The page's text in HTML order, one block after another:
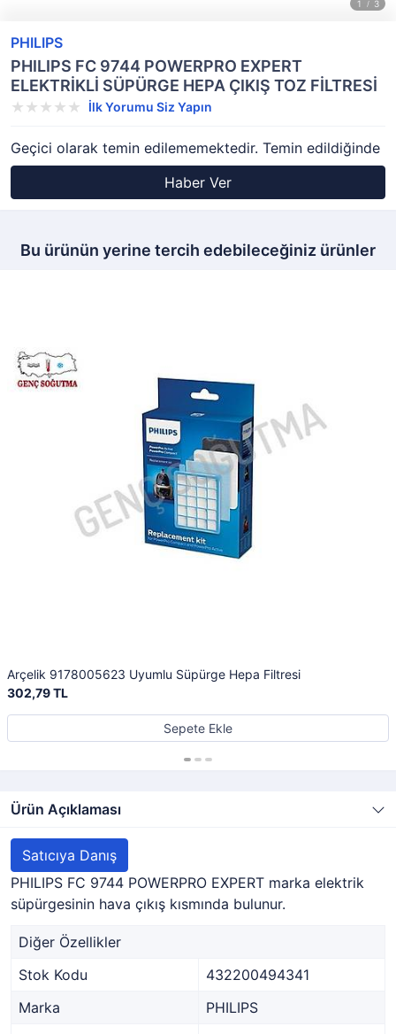
PHILIPS
PHILIPS FC 9744 POWERPRO EXPERT
ELEKTRİKLİ SÜPÜRGE HEPA ÇIKIŞ TOZ FİLTRESİ
İlk Yorumu Siz Yapın
Geçici olarak temin edilememektedir. Temin edildiğinde
Haber Ver
Bu ürünün yerine tercih edebileceğiniz ürünler
Arçelik 9178005623 Uyumlu Süpürge Hepa Filtresi
302,79 TL
Sepete Ekle
Ürün Açıklaması
Satıcıya Danış
PHILIPS FC 9744 POWERPRO EXPERT marka elektrik
süpürgesinin hava çıkış kısmında bulunur.
Diğer Özellikler
Stok Kodu
432200494341
Marka
PHILIPS